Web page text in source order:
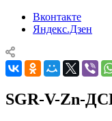
Вконтакте
Яндекс.Дзен
SGR-V-Zn-